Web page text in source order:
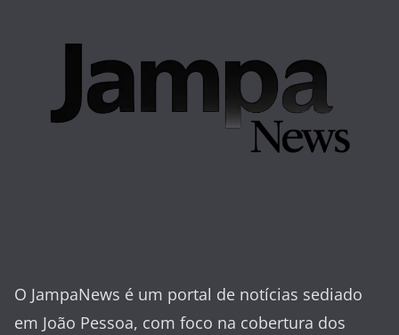
O JampaNews é um portal de notícias sediado
em João Pessoa, com foco na cobertura dos